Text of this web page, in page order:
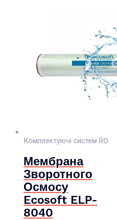
Комплектуючі систем RO
Мембрана
Зворотного
Осмосу
Ecosoft ELP-
8040